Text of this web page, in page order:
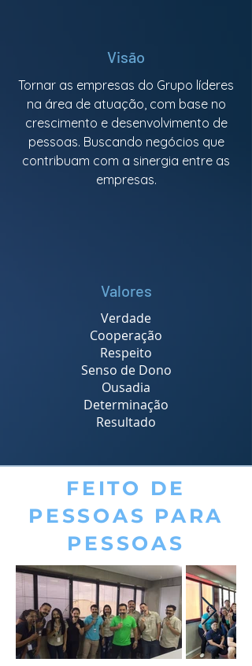
Visão
Tornar as empresas do Grupo líderes
na área de atuação, com base no
crescimento e desenvolvimento de
pessoas. Buscando negócios que
contribuam com a sinergia entre as
empresas.
Valores
Verdade
Cooperação
Respeito
Senso de Dono
Ousadia
Determinação
Resultado
FEITO DE
PESSOAS PARA
PESSOAS